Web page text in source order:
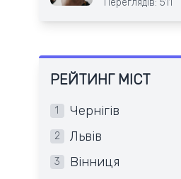
Переглядів: 511
РЕЙТИНГ МІСТ
1 Чернігів
2 Львів
3 Вінниця